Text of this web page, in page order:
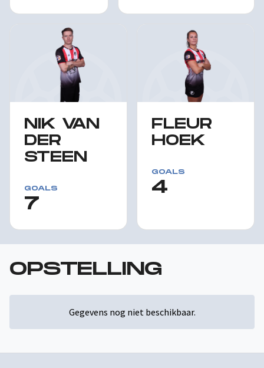
NIK VAN
DER
STEEN
GOALS
7
FLEUR
HOEK
GOALS
4
OPSTELLING
Gegevens nog niet beschikbaar.